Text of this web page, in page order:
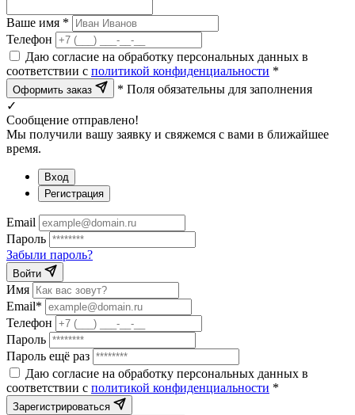
Ваше имя *
Телефон
Даю согласие на обработку персональных данных в
соответствии с политикой конфиденциальности *
Оформить заказ
* Поля обязательны для заполнения
✓
Сообщение отправлено!
Мы получили вашу заявку и свяжемся с вами в ближайшее
время.
Вход
Регистрация
Email
Пароль
Забыли пароль?
Войти
Имя
Email*
Телефон
Пароль
Пароль ещё раз
Даю согласие на обработку персональных данных в
соответствии с политикой конфиденциальности *
Зарегистрироваться